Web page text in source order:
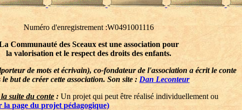
Numéro d'enregistrement :W0491001116
Communauté des Sceaux est une association pour
la valorisation et le respect des droits des enfants.
de mots et écrivain), co-fondateur de l'association a écrit le conte
but de créer cette association. Son site : Dan Leconteur
suite du conte : Un projet qui peut être réalisé individuellement ou
la page du projet pédagogique)